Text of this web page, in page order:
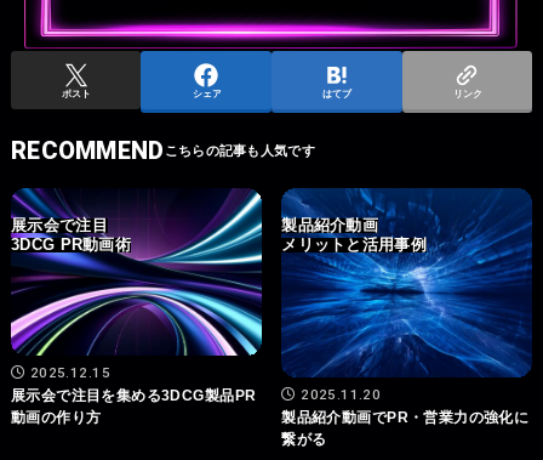
ポスト シェア はてブ リンク
RECOMMEND
展示会で注目
3DCG PR動画術
2025.12.15
展示会で注目を集める3DCG製品PR
動画の作り方
製品紹介動画
メリットと活用事例
2025.11.20
製品紹介動画でPR・営業力の強化に
繋がる